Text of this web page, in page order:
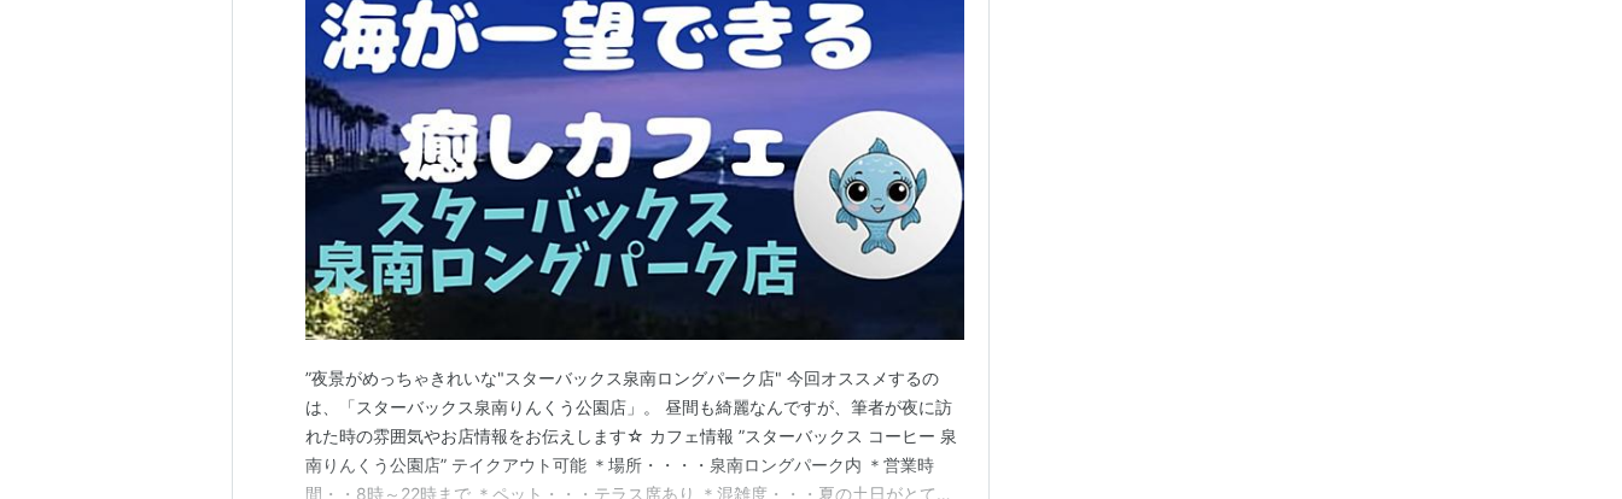
”夜景がめっちゃきれいな"スターバックス泉南ロングパーク店" 今回オススメするの
は、「スターバックス泉南りんくう公園店」。 昼間も綺麗なんですが、筆者が夜に訪
れた時の雰囲気やお店情報をお伝えします☆ カフェ情報 ”スターバックス コーヒー 泉
南りんくう公園店” テイクアウト可能 ＊場所・・・・泉南ロングパーク内 ＊営業時
間・・8時～22時まで ＊ペット・・・テラス席あり ＊混雑度・・・夏の土日がとても